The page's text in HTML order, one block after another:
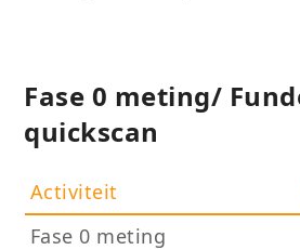
Fase 0 meting/
quickscan
Activiteit
Fase 0 meting